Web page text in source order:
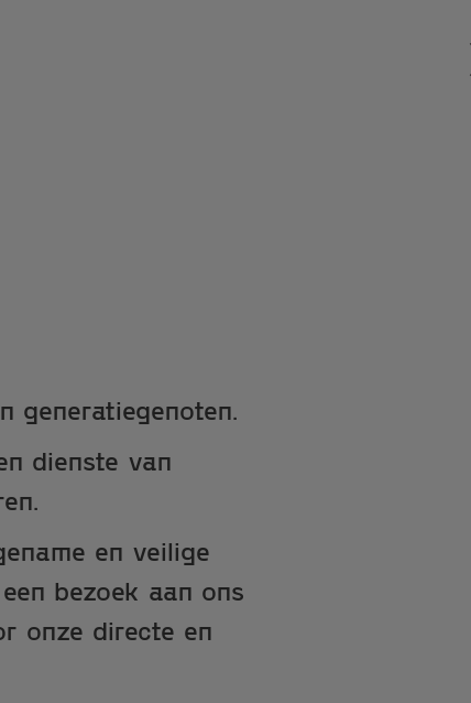
generatiegenoten.
dienste van
en veilige
bezoek aan ons
onze directe en